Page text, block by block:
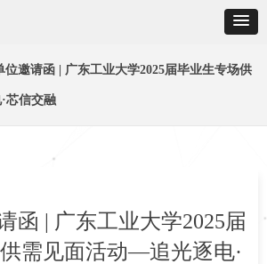
函 | 广东工业大学2025届
需见面活动—追光逐电·
位邀请函 | 广东工业大学2025届毕业生专场供
芯信交融